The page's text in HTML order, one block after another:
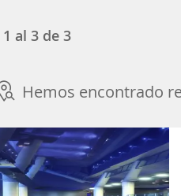
1 al 3 de 3
Hemos encontrado